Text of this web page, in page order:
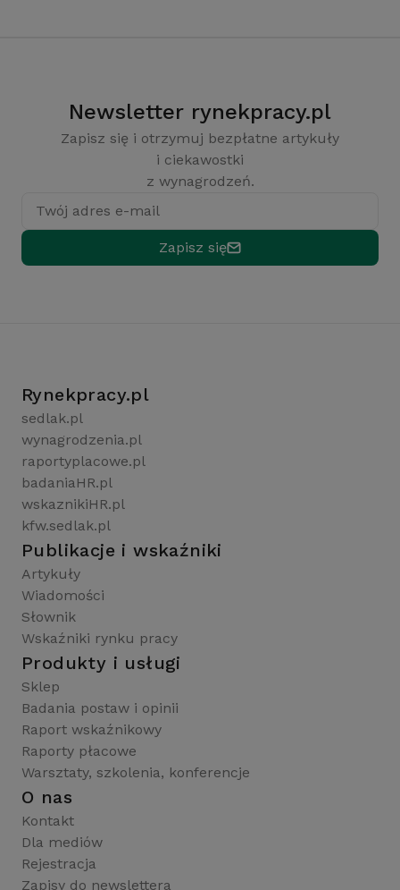
Newsletter rynekpracy.pl
Zapisz się i otrzymuj bezpłatne artykuły
i ciekawostki
z wynagrodzeń.
Twój adres e-mail
Zapisz się
Rynekpracy.pl
sedlak.pl
wynagrodzenia.pl
raportyplacowe.pl
badaniaHR.pl
wskaznikiHR.pl
kfw.sedlak.pl
Publikacje i wskaźniki
Artykuły
Wiadomości
Słownik
Wskaźniki rynku pracy
Produkty i usługi
Sklep
Badania postaw i opinii
Raport wskaźnikowy
Raporty płacowe
Warsztaty, szkolenia, konferencje
O nas
Kontakt
Dla mediów
Rejestracja
Zapisy do newslettera